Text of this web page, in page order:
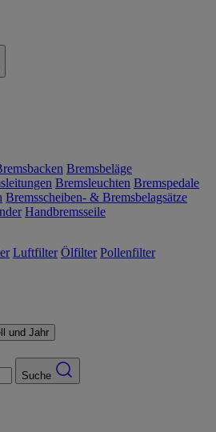
Bremsbeläge
Bremsleuchten Bremspedale
Bremsscheiben- & Bremsbelagsätze
Handbremsseile
Luftfilter Ölfilter Pollenfilter
und Jahr
Suche